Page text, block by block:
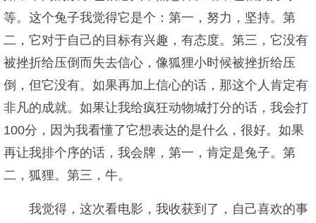
等。这个兔子我觉得它是个：第一，努力，坚持。第
二，它对于自己的目标有兴趣，有态度。第三，它没有
被挫折给压倒而失去信心，像狐狸小时候被挫折给压
倒，但它没有。如果再加上信心的话，那这个人肯定有
非凡的成就。如果让我给疯狂动物城打分的话，我会打
100分，因为我看懂了它想表达的是什么，很好。如果
再让我排个序的话，我会牌，第一，肯定是兔子。第
二，狐狸。第三，牛。
我觉得，这次看电影，我收获到了，自己喜欢的事